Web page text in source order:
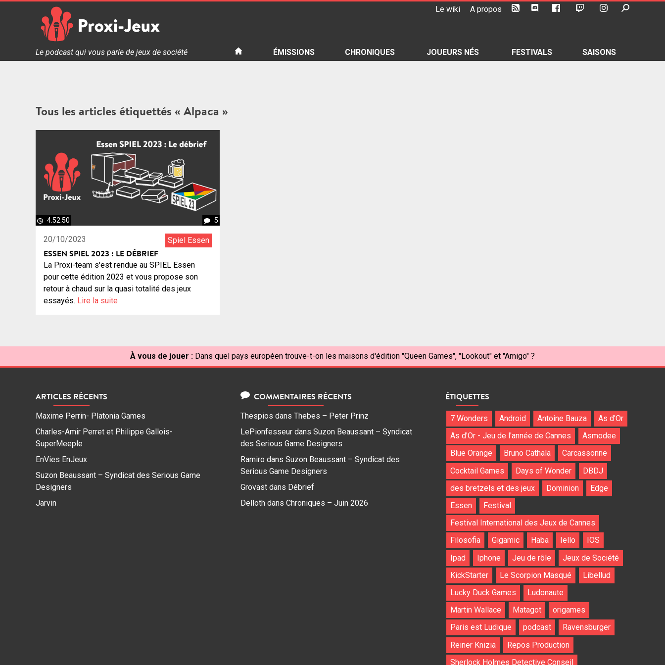
Le wiki A propos
Proxi Jeux - Le podcast qui vous parle de jeux de société
Le podcast qui vous parle de jeux de société ÉMISSIONS CHRONIQUES JOUEURS NÉS FESTIVALS SAISONS
Tous les articles étiquettés « Alpaca »
4:52:50 5
20/10/2023 Spiel Essen
ESSEN SPIEL 2023 : LE DÉBRIEF
La Proxi-team s'est rendue au SPIEL Essen
pour cette édition 2023 et vous propose son
retour à chaud sur la quasi totalité des jeux
essayés. Lire la suite
À vous de jouer : Dans quel pays européen trouve-t-on les maisons d'édition "Queen Games", "Lookout" et "Amigo" ?
ARTICLES RÉCENTS
Maxime Perrin- Platonia Games
Charles-Amir Perret et Philippe Gallois-
SuperMeeple
EnVies EnJeux
Suzon Beaussant – Syndicat des Serious Game
Designers
Jarvin
COMMENTAIRES RÉCENTS
Thespios dans Thebes – Peter Prinz
LePionfesseur dans Suzon Beaussant – Syndicat
des Serious Game Designers
Ramiro dans Suzon Beaussant – Syndicat des
Serious Game Designers
Grovast dans Débrief
Delloth dans Chroniques – Juin 2026
ÉTIQUETTES
7 Wonders Android Antoine Bauza
As d'Or
As d'Or - Jeu de l'année de Cannes
Asmodee
Blue Orange
Bruno Cathala
Carcassonne
Cocktail Games
Days of Wonder
DBDJ
des bretzels et des jeux
Dominion
Edge
Essen
Festival
Festival International des Jeux de Cannes
Filosofia
Gigamic Haba Iello
IOS
Ipad
Iphone Jeu de rôle
Jeux de Société
KickStarter
Le Scorpion Masqué
Libellud
Lucky Duck Games
Ludonaute
Martin Wallace
Matagot
origames
Paris est Ludique
podcast
Ravensburger
Reiner Knizia
Repos Production
Sherlock Holmes Detective Conseil